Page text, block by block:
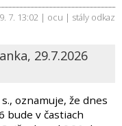
7. 13:02 | ocu | stály odkaz
29.7.2026
s., oznamuje, že dnes
bude v častiach